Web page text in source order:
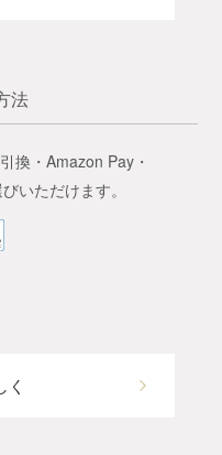
法
換・Amazon Pay・
いただけます。
く